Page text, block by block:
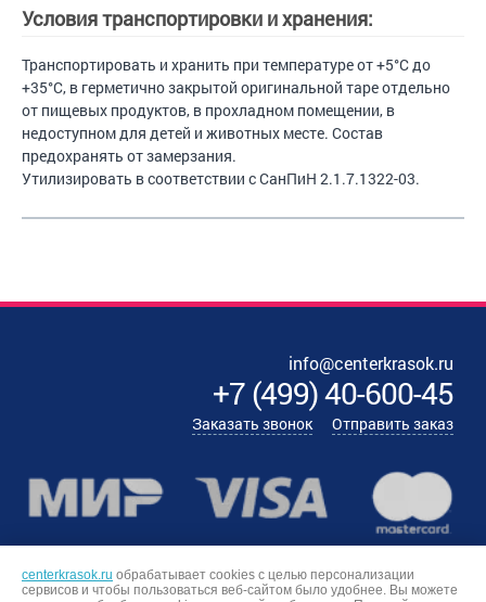
Условия транспортировки и хранения:
Транспортировать и хранить при температуре от +5°С до
+35°С, в герметично закрытой оригинальной таре отдельно
от пищевых продуктов, в прохладном помещении, в
недоступном для детей и животных месте. Состав
предохранять от замерзания.
Утилизировать в соответствии с СанПиН 2.1.7.1322-03.
info@centerkrasok.ru
+7(499)40-600-45
Заказать звонок Отправить заказ
centerkrasok.ru обрабатывает cookies с целью персонализации
сервисов и чтобы пользоваться веб-сайтом было удобнее. Вы можете